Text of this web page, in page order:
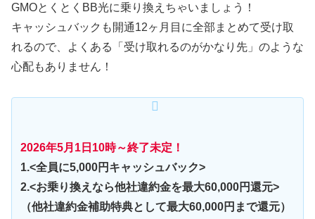
GMOとくとくBB光に乗り換えちゃいましょう！
キャッシュバックも開通12ヶ月目に全部まとめて受け取
れるので、よくある「受け取れるのがかなり先」のような
心配もありません！
2026年5月1日10時～終了未定 ！
1.<全員に5,000円キャッシュバック>
2.<お乗り換えなら他社違約金を最大60,000円還元>
（他社違約金補助特典として最大60,000円まで還元）